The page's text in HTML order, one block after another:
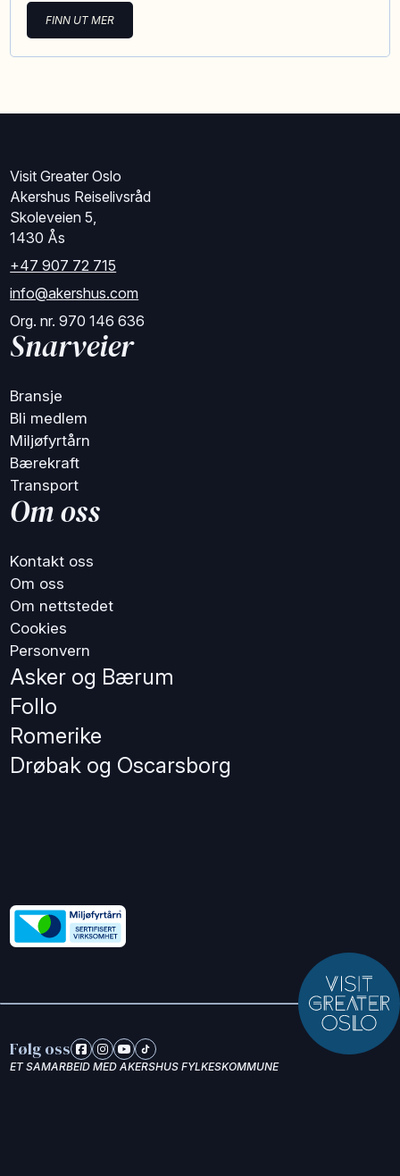
FINN UT MER
Visit Greater Oslo
Akershus Reiselivsråd
Skoleveien 5,
1430 Ås
+47 907 72 715
info@akershus.com
Org. nr. 970 146 636
Snarveier
Bransje
Bli medlem
Miljøfyrtårn
Bærekraft
Transport
Om oss
Kontakt oss
Om oss
Om nettstedet
Cookies
Personvern
Asker og Bærum
Follo
Romerike
Drøbak og Oscarsborg
Følg oss
ET SAMARBEID MED AKERSHUS FYLKESKOMMUNE